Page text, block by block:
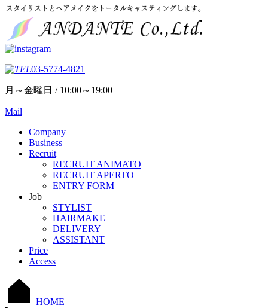
03-5774-4821
月～金曜日 / 10:00～19:00
Mail
Company
Business
Recruit
RECRUIT ANIMATO
RECRUIT APERTO
ENTRY FORM
Job
STYLIST
HAIRMAKE
DELIVERY
ASSISTANT
Price
Access
HOME